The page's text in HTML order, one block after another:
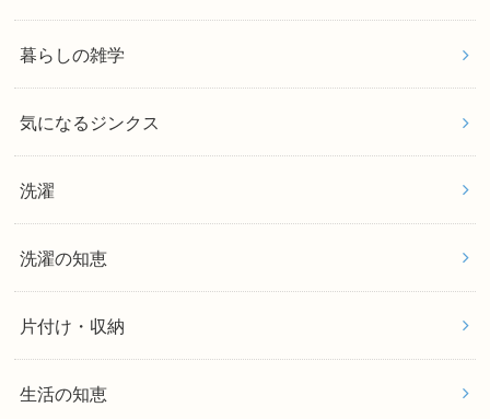
暮らしの雑学
気になるジンクス
洗濯
洗濯の知恵
片付け・収納
生活の知恵